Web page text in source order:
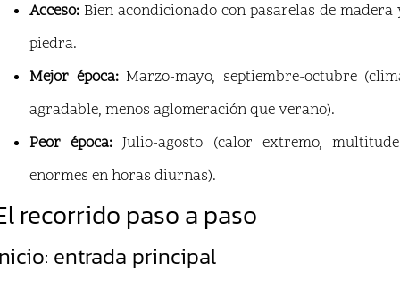
Acceso: Bien acondicionado con pasarelas de madera
piedra.
Mejor época:Marzo-mayo, septiembre-octubre
agradable, menos aglomeración que verano).
Peor época: Julio-agosto (calor extremo,
enormes en horas diurnas).
recorrido paso a paso
entrada principal